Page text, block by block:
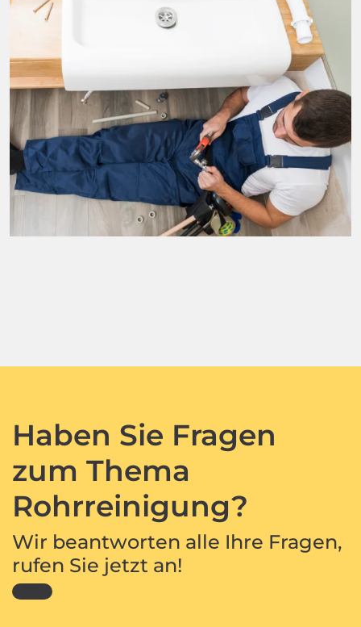
Haben Sie Fragen
zum Thema
Rohrreinigung?
Wir beantworten alle Ihre Fragen,
rufen Sie jetzt an!